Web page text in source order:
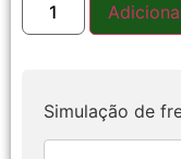
Simulação de